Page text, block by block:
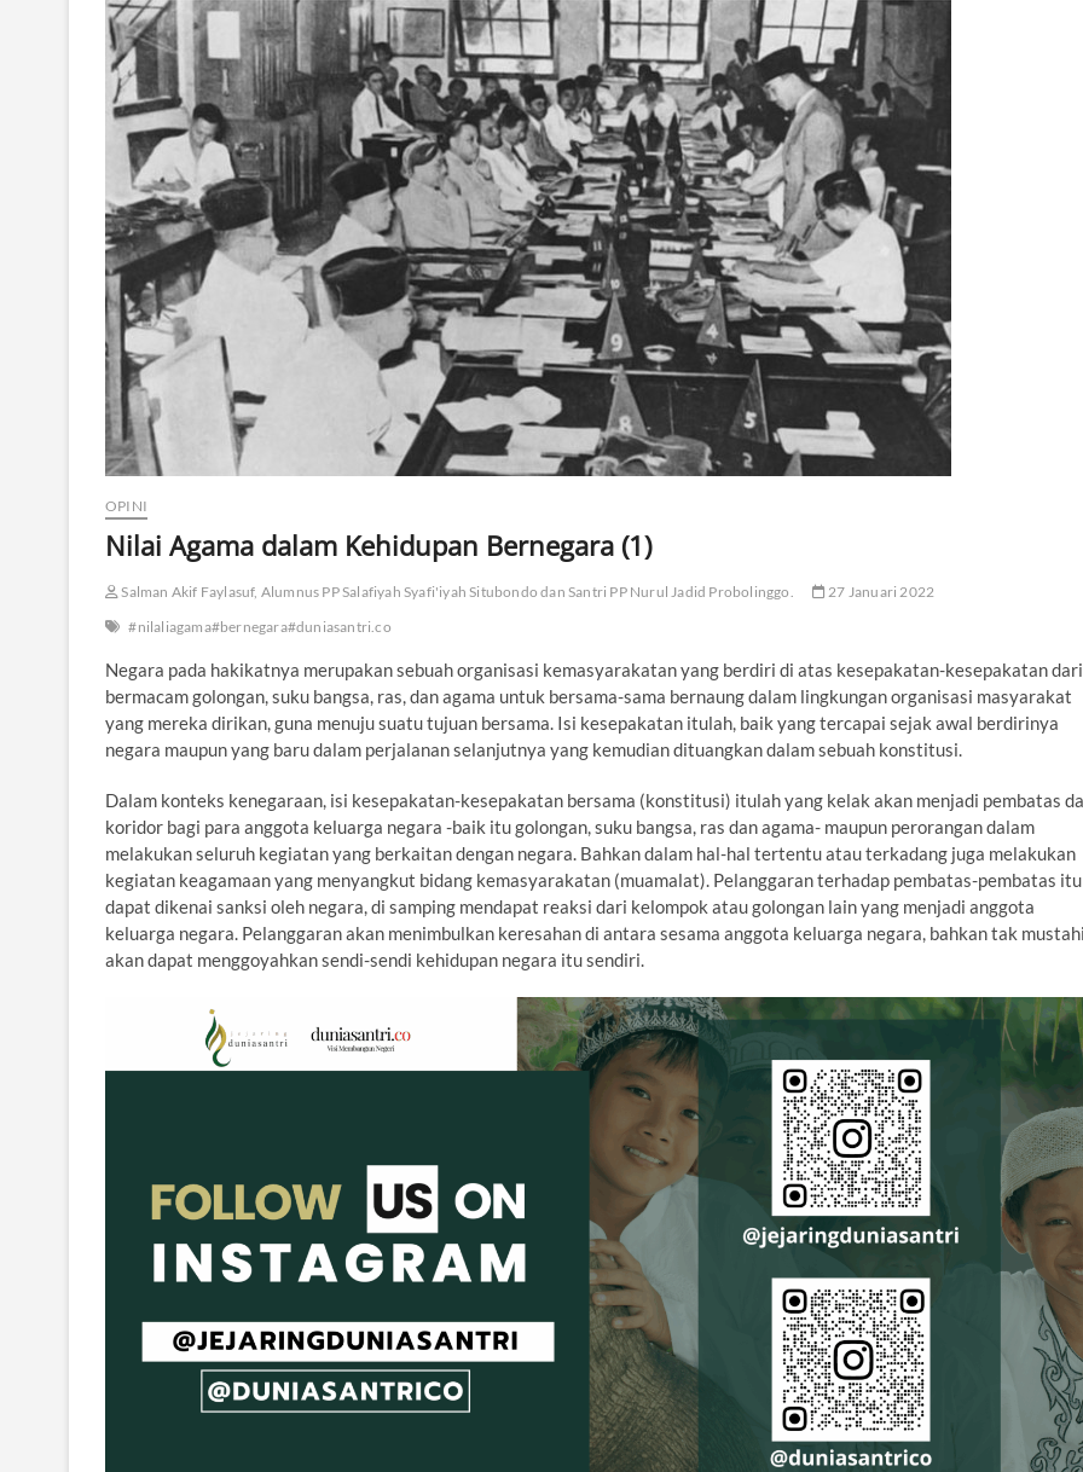
OPINI
Nilai Agama dalam Kehidupan Bernegara (1)
Salman Akif Faylasuf, Alumnus PP Salafiyah Syafi'iyah Situbondo dan Santri PP Nurul Jadid Probolinggo.
27 Januari 2022
#nilaliagama#bernegara#duniasantri.co
Negara pada hakikatnya merupakan sebuah organisasi kemasyarakatan yang berdiri di atas kesepakatan-kesepakatan dari
bermacam golongan, suku bangsa, ras, dan agama untuk bersama-sama bernaung dalam lingkungan organisasi masyarakat
yang mereka dirikan, guna menuju suatu tujuan bersama. Isi kesepakatan itulah, baik yang tercapai sejak awal berdirinya
negara maupun yang baru dalam perjalanan selanjutnya yang kemudian dituangkan dalam sebuah konstitusi.
Dalam konteks kenegaraan, isi kesepakatan-kesepakatan bersama (konstitusi) itulah yang kelak akan menjadi pembatas
koridor bagi para anggota keluarga negara -baik itu golongan, suku bangsa, ras dan agama- maupun perorangan dalam
melakukan seluruh kegiatan yang berkaitan dengan negara. Bahkan dalam hal-hal tertentu atau terkadang juga melakukan
kegiatan keagamaan yang menyangkut bidang kemasyarakatan (muamalat). Pelanggaran terhadap pembatas-pembatas itu
dapat dikenai sanksi oleh negara, di samping mendapat reaksi dari kelompok atau golongan lain yang menjadi anggota
keluarga negara. Pelanggaran akan menimbulkan keresahan di antara sesama anggota keluarga negara, bahkan tak
akan dapat menggoyahkan sendi-sendi kehidupan negara itu sendiri.